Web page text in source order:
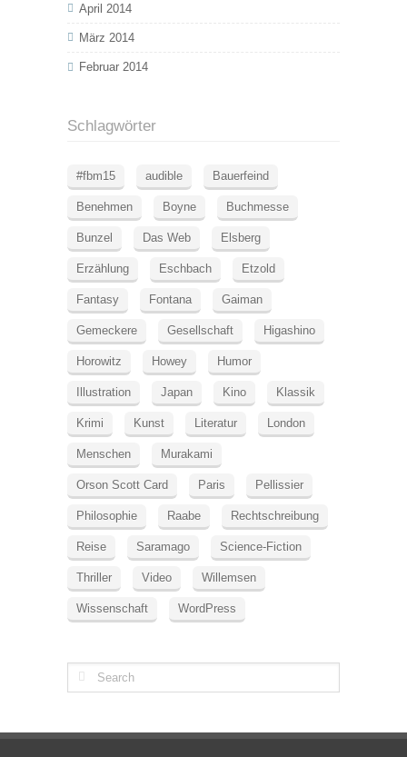
April 2014
März 2014
Februar 2014
Schlagwörter
#fbm15 audible Bauerfeind
Benehmen Boyne Buchmesse
Bunzel Das Web Elsberg
Erzählung Eschbach Etzold
Fantasy Fontana Gaiman
Gemeckere Gesellschaft Higashino
Horowitz Howey Humor
Illustration Japan Kino Klassik
Krimi Kunst Literatur London
Menschen Murakami
Orson Scott Card Paris Pellissier
Philosophie Raabe Rechtschreibung
Reise Saramago Science-Fiction
Thriller Video Willemsen
Wissenschaft WordPress